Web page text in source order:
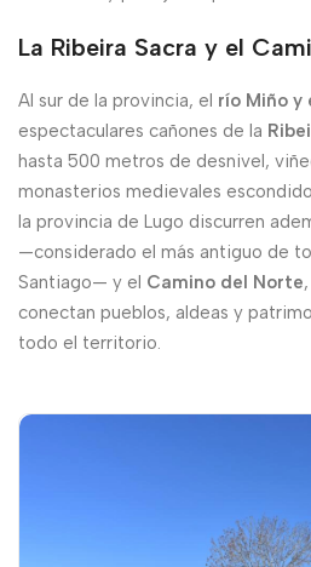
La Ribeira Sacra y el
Al sur de la provincia, el río Miño y
espectaculares cañones de la
hasta 500 metros de desnivel,
monasterios medievales
la provincia de Lugo discurren
—considerado el más antiguo de
Santiago— y el Camino del Norte
conectan pueblos, aldeas y
todo el territorio.